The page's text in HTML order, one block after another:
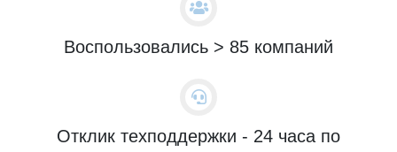
Воспользовались > 85 компаний
Отклик техподдержки - 24 часа по